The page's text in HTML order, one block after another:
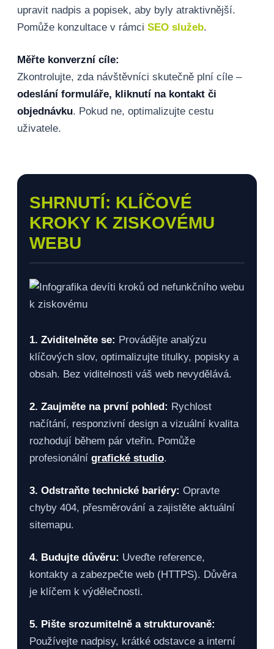
upravit nadpis a popisek, aby byly atraktivnější.
Pomůže konzultace v rámci SEO služeb.
Měřte konverzní cíle:
Zkontrolujte, zda návštěvníci skutečně plní cíle –
odeslání formuláře, kliknutí na kontakt či
objednávku. Pokud ne, optimalizujte cestu
uživatele.
SHRNUTÍ: KLÍČOVÉ
KROKY K ZISKOVÉMU
WEBU
1. Zviditelněte se: Provádějte analýzu
klíčových slov, optimalizujte titulky, popisky a
obsah. Bez viditelnosti váš web nevydělává.
2. Zaujměte na první pohled: Rychlost
načítání, responzivní design a vizuální kvalita
rozhodují během pár vteřin. Pomůže
profesionální grafické studio.
3. Odstraňte technické bariéry: Opravte
chyby 404, přesměrování a zajistěte aktuální
sitemapu.
4. Budujte důvěru: Uveďte reference,
kontakty a zabezpečte web (HTTPS). Důvěra
je klíčem k výdělečnosti.
5. Pište srozumitelně a strukturovaně:
Používejte nadpisy, krátké odstavce a interní